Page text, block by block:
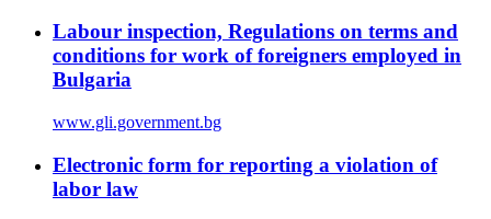
Labour inspection, Regulations on terms and
conditions for work of foreigners employed in
Bulgaria
www.gli.government.bg
Electronic form for reporting a violation of
labor law